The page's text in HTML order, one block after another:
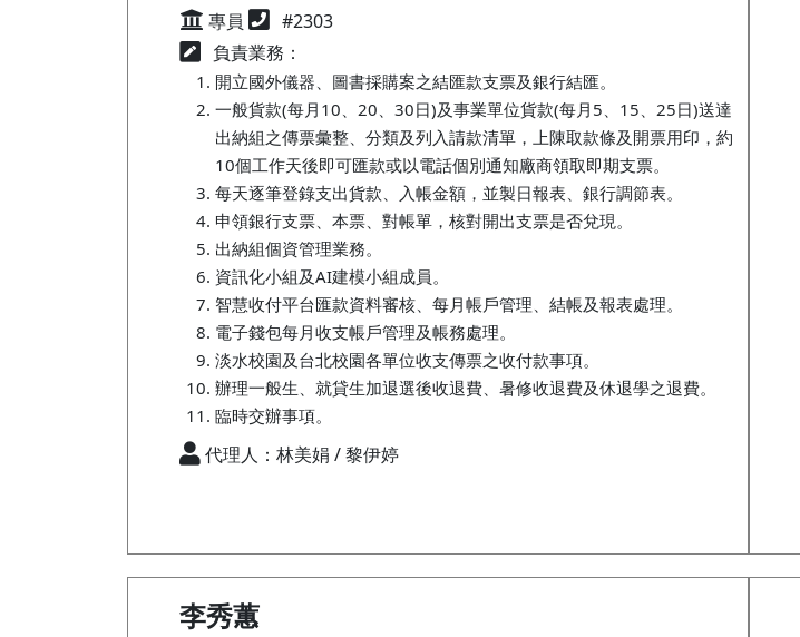
專員
#2303
負責業務：
開立國外儀器、圖書採購案之結匯款支票及銀行結匯。
一般貨款(每月10、20、30日)及事業單位貨款(每月5、15、25日)送達
出納組之傳票彙整、分類及列入請款清單，上陳取款條及開票用印，約
10個工作天後即可匯款或以電話個別通知廠商領取即期支票。
每天逐筆登錄支出貨款、入帳金額，並製日報表、銀行調節表。
申領銀行支票、本票、對帳單，核對開出支票是否兌現。
出納組個資管理業務。
資訊化小組及AI建模小組成員。
智慧收付平台匯款資料審核、每月帳戶管理、結帳及報表處理。
電子錢包每月收支帳戶管理及帳務處理。
淡水校園及台北校園各單位收支傳票之收付款事項。
辦理一般生、就貸生加退選後收退費、暑修收退費及休退學之退費。
臨時交辦事項。
代理人：林美娟 / 黎伊婷
李秀蕙